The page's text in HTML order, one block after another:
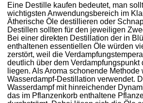
Eine Destille kaufen bedeutet, man
wichtigsten Anwendungsbereich im
Ätherische Öle destillieren oder
Destillen sollten für den jeweiligen
Bei einer direkten Destillation der in
enthaltenen essentiellen Öle würden
zerstört, weil die
deutlich über dem Verdampfungspunkt
liegen. Als Aroma schonende Methode
Wasserdampf-Destillation verwendet.
Wasserdampf mit hinreichender
das im Pflanzenkorb enthaltene